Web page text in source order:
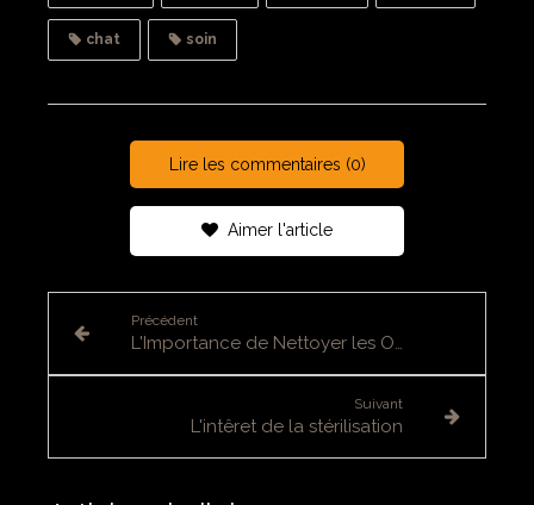
chat soin
Lire les commentaires (0)
Aimer l'article
Précédent
Suivant
L'intêret de la stérilisation